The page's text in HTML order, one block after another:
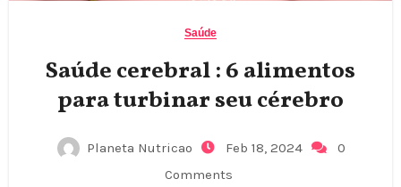
Saúde
Saúde cerebral : 6 alimentos
para turbinar seu cérebro
Planeta Nutricao Feb 18, 2024
0
Comments